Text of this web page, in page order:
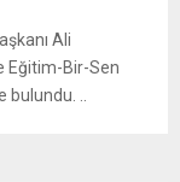
Ali
Eğitim-Bir-Sen
bulundu. ..